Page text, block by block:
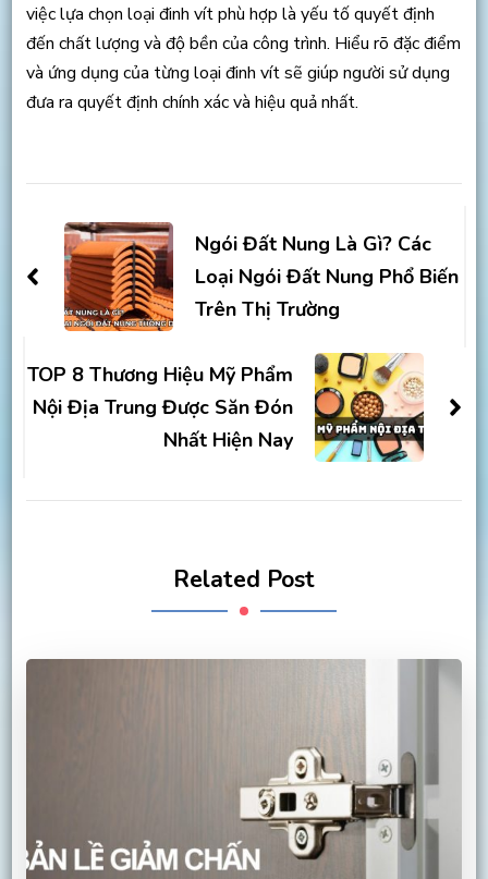
việc lựa chọn loại đinh vít phù hợp là yếu tố quyết định
đến chất lượng và độ bền của công trình. Hiểu rõ đặc điểm
và ứng dụng của từng loại đinh vít sẽ giúp người sử dụng
đưa ra quyết định chính xác và hiệu quả nhất.
NavigationNgói Đất Nung Là Gì? Các
Loại Ngói Đất Nung Phổ Biến
Trên Thị Trường
TOP 8 Thương Hiệu Mỹ Phẩm
Nội Địa Trung Được Săn Đón
Nhất Hiện Nay
Related Post